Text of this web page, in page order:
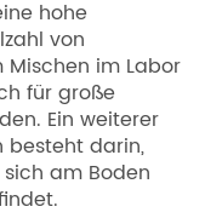
hohe
von
Mischen im Labor
für große
Ein weiterer
besteht darin,
am Boden